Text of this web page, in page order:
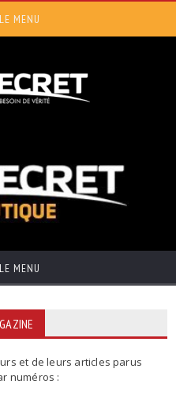
MENU
MENU
et de leurs articles parus
numéros :